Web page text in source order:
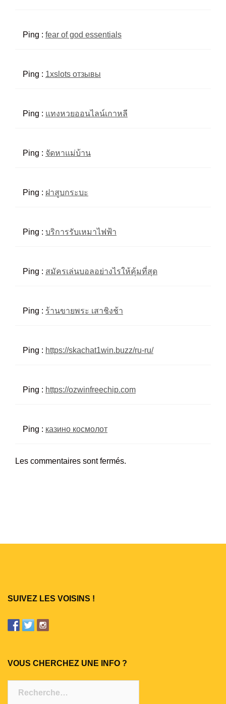
Ping : fear of god essentials
Ping : 1xslots отзывы
Ping : แทงหวยออนไลน์เกาหลี
Ping : จัดหาแม่บ้าน
Ping : ฝาสูบกระบะ
Ping : บริการรับเหมาไฟฟ้า
Ping : สมัครเล่นบอลอย่างไรให้คุ้มที่สุด
Ping : ร้านขายพระ เสาชิงช้า
Ping : https://skachat1win.buzz/ru-ru/
Ping : https://ozwinfreechip.com
Ping : казино космолот
Les commentaires sont fermés.
SUIVEZ LES VOISINS !
VOUS CHERCHEZ UNE INFO ?